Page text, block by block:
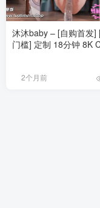
沐沐baby – [自购首发]
门槛] 定制 18分钟 8K
2个月前